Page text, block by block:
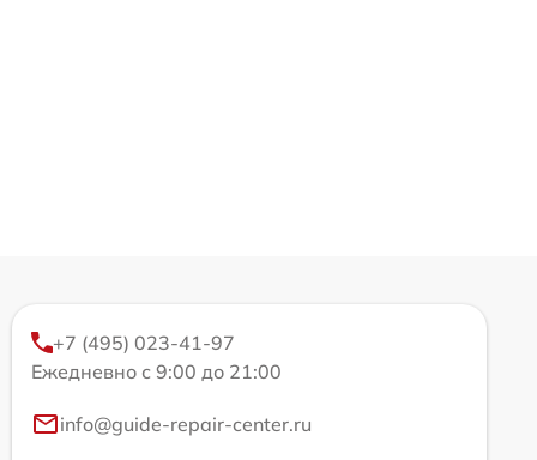
+7 (495) 023-41-97
Ежедневно с 9:00 до 21:00
info@guide-repair-center.ru